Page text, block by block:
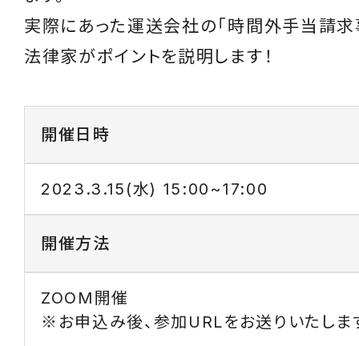
実際にあった運送会社の「時間外手当請求
法律家がポイントを説明します！
開催日時
2023.3.15(水) 15:00~17:00
開催方法
ZOOM開催
※お申込み後、参加URLをお送りいたしま